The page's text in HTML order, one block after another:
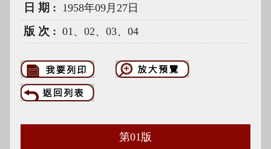
日期 1958年09月27日
版次 01、02、03、04
第01 版